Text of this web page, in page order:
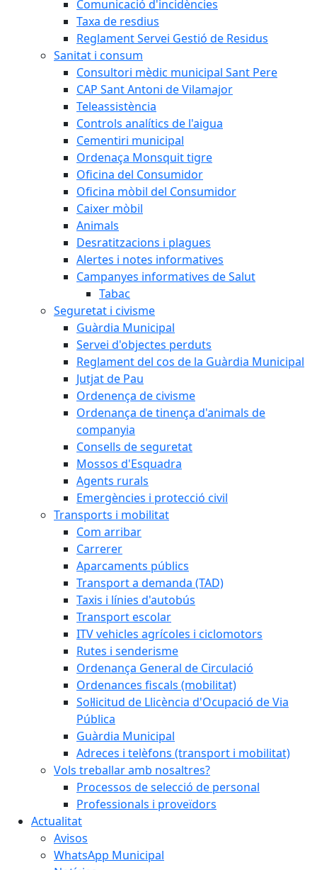
Comunicació d'incidències
Taxa de resdius
Reglament Servei Gestió de Residus
Sanitat i consum
Consultori mèdic municipal Sant Pere
CAP Sant Antoni de Vilamajor
Teleassistència
Controls analítics de l'aigua
Cementiri municipal
Ordenaça Monsquit tigre
Oficina del Consumidor
Oficina mòbil del Consumidor
Caixer mòbil
Animals
Desratitzacions i plagues
Alertes i notes informatives
Campanyes informatives de Salut
Tabac
Seguretat i civisme
Guàrdia Municipal
Servei d'objectes perduts
Reglament del cos de la Guàrdia Municipal
Jutjat de Pau
Ordenença de civisme
Ordenança de tinença d'animals de
companyia
Consells de seguretat
Mossos d'Esquadra
Agents rurals
Emergències i protecció civil
Transports i mobilitat
Com arribar
Carrerer
Aparcaments públics
Transport a demanda (TAD)
Taxis i línies d'autobús
Transport escolar
ITV vehicles agrícoles i ciclomotors
Rutes i senderisme
Ordenança General de Circulació
Ordenances fiscals (mobilitat)
Sol·licitud de Llicència d'Ocupació de Via
Pública
Guàrdia Municipal
Adreces i telèfons (transport i mobilitat)
Vols treballar amb nosaltres?
Processos de selecció de personal
Professionals i proveïdors
Actualitat
Avisos
WhatsApp Municipal